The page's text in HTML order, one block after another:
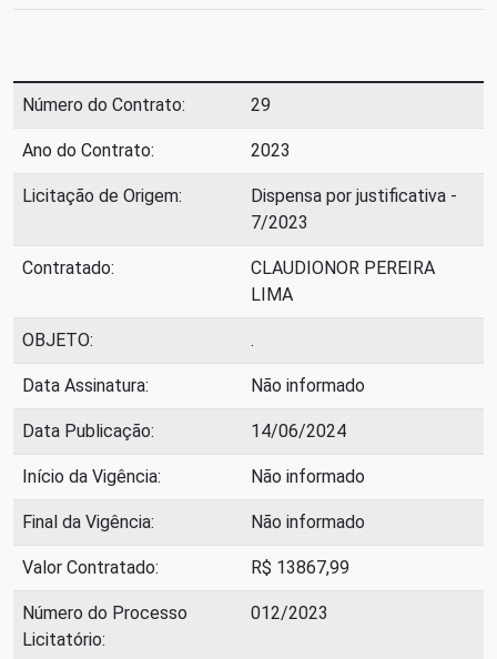
Número do Contrato: 29
Ano do Contrato: 2023
Licitação de Origem:
Dispensa por justificativa -
7/2023
Contratado:
CLAUDIONOR PEREIRA
LIMA
OBJETO: .
Data Assinatura: Não informado
Data Publicação: 14/06/2024
Início da Vigência: Não informado
Final da Vigência: Não informado
Valor Contratado: R$ 13867,99
Número do Processo
Licitatório:
012/2023